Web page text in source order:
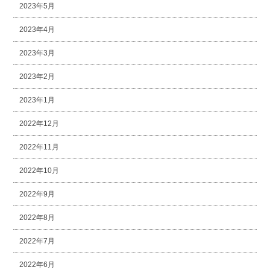
2023年5月
2023年4月
2023年3月
2023年2月
2023年1月
2022年12月
2022年11月
2022年10月
2022年9月
2022年8月
2022年7月
2022年6月